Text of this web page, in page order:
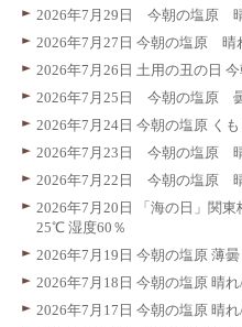
2026年7月29日 今朝の塩原
2026年7月27日 今朝の塩原
2026年7月26日 土用の丑の日
2026年7月25日 今朝の塩原
2026年7月24日 今朝の塩原 く
2026年7月23日 今朝の塩原
2026年7月22日 今朝の塩原
2026年7月20日 「海の日」関
25℃ 湿度60％
2026年7月19日 今朝の塩原 薄
2026年7月18日 今朝の塩原 晴
2026年7月17日 今朝の塩原 晴